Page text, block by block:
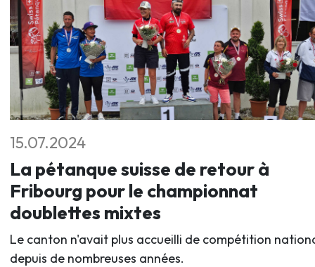
15.07.2024
La pétanque suisse de retour à
Fribourg pour le championnat
doublettes mixtes
Le canton n'avait plus accueilli de compétition
depuis de nombreuses années.